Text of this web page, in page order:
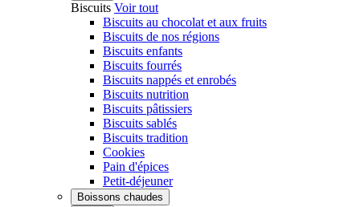
Biscuits Voir tout
Biscuits au chocolat et aux fruits
Biscuits de nos régions
Biscuits enfants
Biscuits fourrés
Biscuits nappés et enrobés
Biscuits nutrition
Biscuits pâtissiers
Biscuits sablés
Biscuits tradition
Cookies
Pain d'épices
Petit-déjeuner
Boissons chaudes